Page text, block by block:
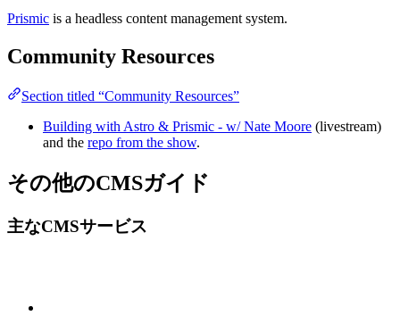
Prismic is a headless content management system.
Community Resources
Section titled “Community Resources”
Building with Astro & Prismic - w/ Nate Moore (livestream)
and the repo from the show.
その他のCMSガイド
主なCMSサービス